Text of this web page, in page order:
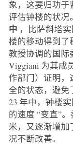
象，这要归功
评估钟楼的状况
中 ，比萨斜塔
楼的移动得到了
教授协调的国际
Viggiani 为其成
作部门）证明，
全的状态，避免
23 年中，钟楼
的速度 “变直”
米，又逐渐增加
况不断改善。